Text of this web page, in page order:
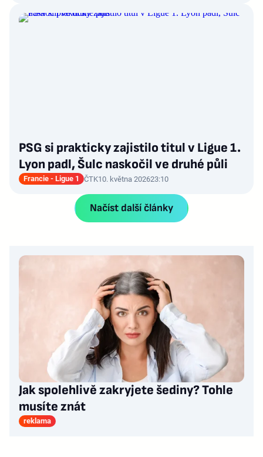
PSG si prakticky zajistilo titul v Ligue 1.
Lyon padl, Šulc naskočil ve druhé půli
Francie - Ligue 1 ČTK10. května 202623:10
Načíst další články
Jak spolehlivě zakryjete šediny? Tohle
musíte znát
reklama